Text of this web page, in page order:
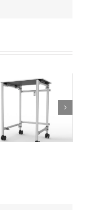
Mesa plegable para
transporte de Cajas